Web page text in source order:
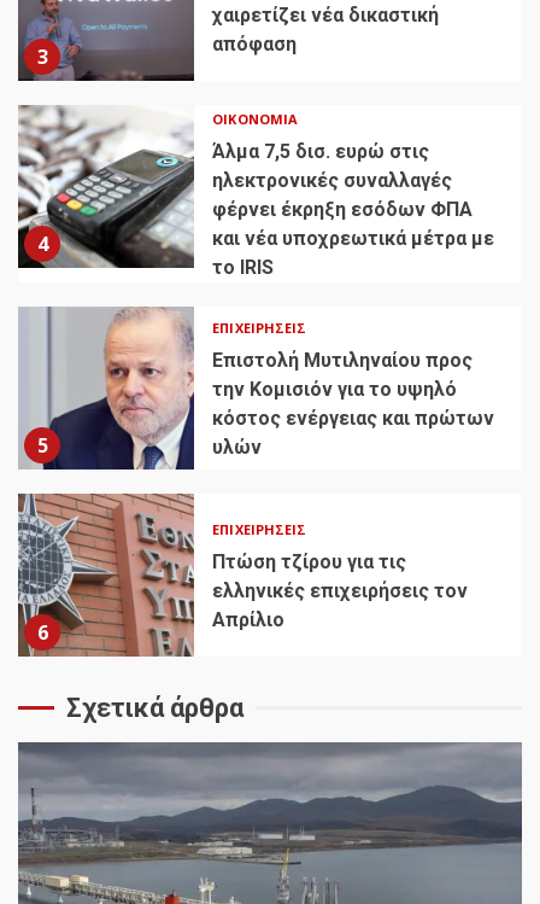
3
χαιρετίζει νέα δικαστική
απόφαση
4
ΟΙΚΟΝΟΜΊΑ
Άλμα 7,5 δισ. ευρώ στις
ηλεκτρονικές συναλλαγές
φέρνει έκρηξη εσόδων ΦΠΑ
και νέα υποχρεωτικά μέτρα με
το IRIS
5
ΕΠΙΧΕΙΡΉΣΕΙΣ
Επιστολή Μυτιληναίου προς
την Κομισιόν για το υψηλό
κόστος ενέργειας και πρώτων
υλών
6
ΕΠΙΧΕΙΡΉΣΕΙΣ
Πτώση τζίρου για τις
ελληνικές επιχειρήσεις τον
Απρίλιο
Σχετικά άρθρα